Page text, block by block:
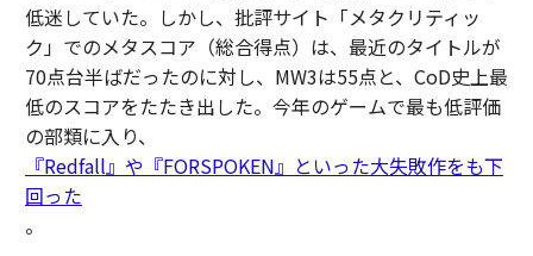
低迷していた。しかし、批評サイト「メタクリティッ
ク」でのメタスコア（総合得点）は、最近のタイトルが
70点台半ばだったのに対し、MW3は55点と、CoD史上最
低のスコアをたたき出した。今年のゲームで最も低評価
の部類に入り、
『Redfall』や『FORSPOKEN』といった大失敗作をも下
回った
。